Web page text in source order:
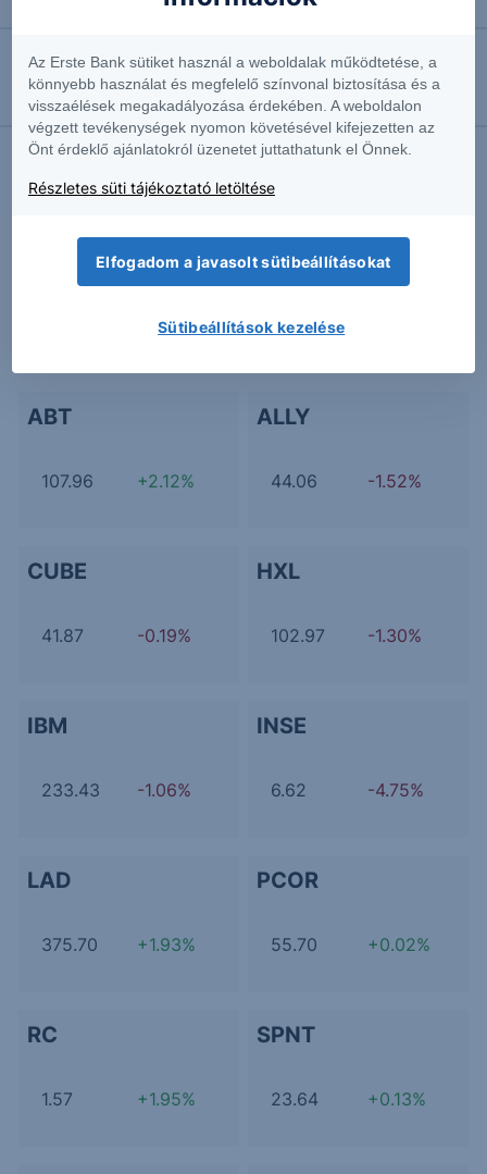
Európában minden harmadik új plug-in hibrid kínai
2026.07.21. 16:58
Advisory Nézőpont - 2026.07.21
ABT
107.96 +2.12%
ALLY
44.06 -1.52%
CUBE
41.87 -0.19%
HXL
102.97 -1.30%
IBM
233.43 -1.06%
INSE
6.62 -4.75%
LAD
375.70 +1.93%
PCOR
55.70 +0.02%
RC
1.57 +1.95%
SPNT
23.64 +0.13%
Az Erste Bank sütiket használ a weboldalak működtetése, a
könnyebb használat és megfelelő színvonal biztosítása és a
visszaélések megakadályozása érdekében. A weboldalon
végzett tevékenységek nyomon követésével kifejezetten az
Önt érdeklő ajánlatokról üzenetet juttathatunk el Önnek.
Részletes süti tájékoztató letöltése
Elfogadom a javasolt sütibeállításokat
Sütibeállítások kezelése